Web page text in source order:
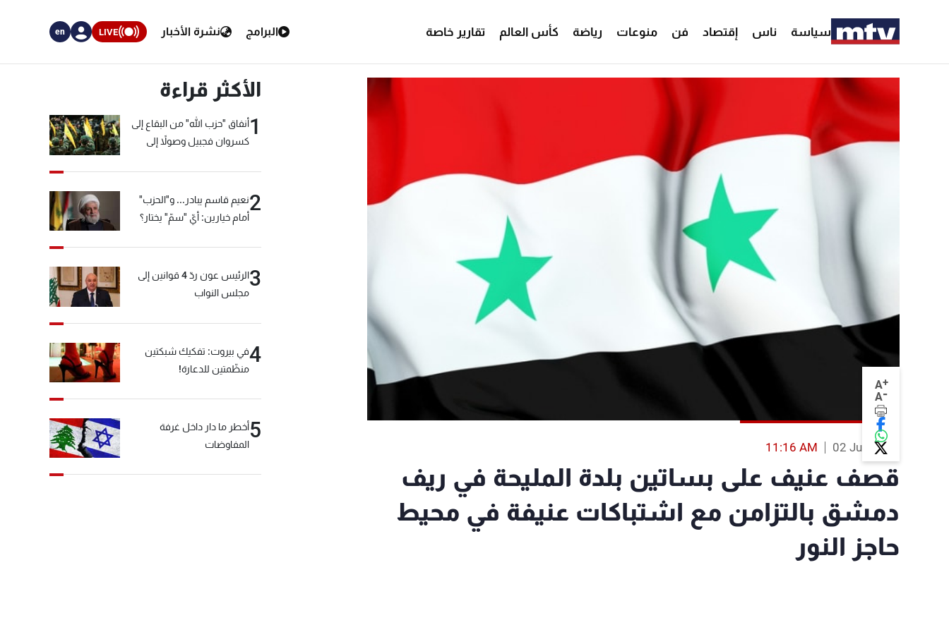
سياسة ناس إقتصاد فن منوعات رياضة كأس العالم تقارير خاصة البرامج نشرة الأخبار LIVE
en
A+
A-
02 Jun 2013
11:16 AM
قصف عنيف على بساتين بلدة المليحة في ريف
دمشق بالتزامن مع اشتباكات عنيفة في محيط
حاجز النور
الأكثر قراءة
1أنفاق "حزب الله" من البقاع إلى
كسروان فجبيل وصولاً إلى
2نعيم قاسم يبادر... و"الحزب"
أمام خيارين: أيّ "سمّ" يختار؟
3
الرئيس عون ردّ 4 قوانين إلى
مجلس النواب
4في بيروت: تفكيك شبكتين
منظّمتين للدعارة!
5أخطر ما دار داخل غرفة
المفاوضات